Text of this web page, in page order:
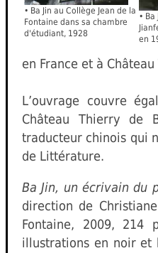
• Ba Jin au Collège Jean de la
Fontaine dans sa chambre
d'étudiant, 1928
• Ba
en
en France et à
L’ouvrage couvre
Château Thierry de
traducteur chinois qui
de Littérature.
Ba Jin, un écrivain du
direction de
Fontaine, 2009, 214
illustrations en noir et